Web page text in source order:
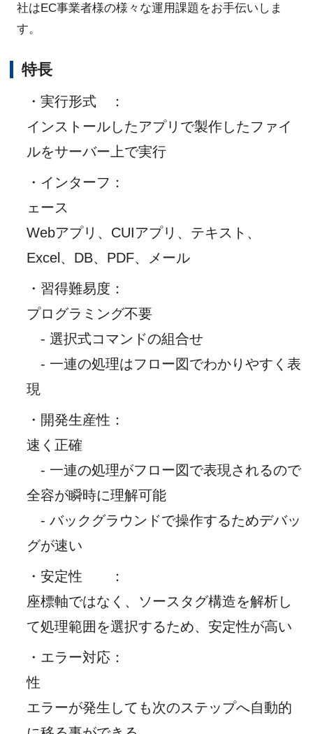
社はEC事業者様の様々な運用課題をお手伝いしま
す。
特長
・実行形式
：
インストールしたアプリで製作したファイ
ルをサーバー上で実行
・インターフ
ェース
：
Webアプリ、CUIアプリ、テキスト、
Excel、DB、PDF、メール
・習得難易度 ：
プログラミング不要
- 選択式コマンドの組合せ
- 一連の処理はフロー図でわかりやすく表
現
・開発生産性 ：
速く正確
- 一連の処理がフロー図で表現されるので
全容が瞬時に理解可能
- バックグラウンドで操作するためデバッ
グが速い
・安定性
：
座標軸ではなく、ソースタグ構造を解析し
て処理範囲を選択するため、安定性が高い
・エラー対応
性
：
エラーが発生しても次のステップへ自動的